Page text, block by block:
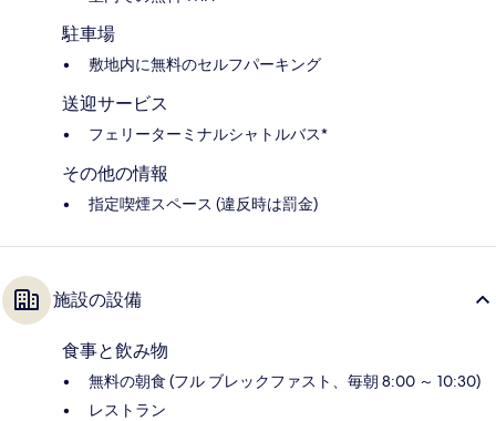
駐車場
敷地内に無料のセルフパーキング
送迎サービス
フェリーターミナルシャトルバス*
その他の情報
指定喫煙スペース (違反時は罰金)
施設の設備
食事と飲み物
無料の朝食 (フル ブレックファスト、毎朝 8:00 ～ 10:30)
レストラン